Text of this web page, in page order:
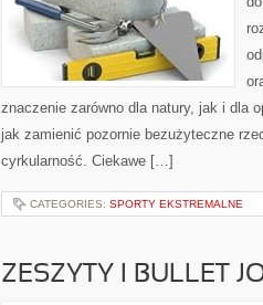
znaczenie zarówno dla natury, jak i dla
jak zamienić pozornie bezużyteczne
cyrkularność. Ciekawe […]
CATEGORIES: SPORTY EKSTREMALNE
ZESZYTY I BULLET